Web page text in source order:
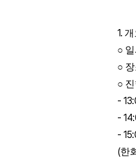
1. 개
○ 일
○
○
-
-
-
(한